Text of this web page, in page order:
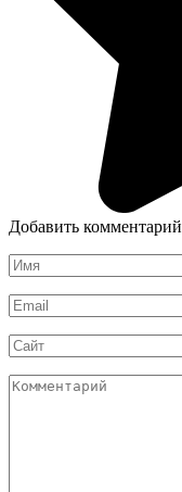
Добавить комментарий
Имя
*
Email
*
Сайт
Комментарий